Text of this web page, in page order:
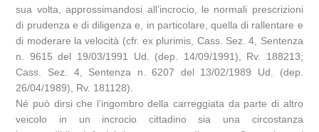
sua volta, approssimandosi all’incrocio, le normali prescrizioni
di prudenza e di diligenza e, in particolare, quella di rallentare e
di moderare la velocità (cfr. ex plurimis, Cass. Sez. 4, Sentenza
n. 9615 del 19/03/1991 Ud. (dep. 14/09/1991), Rv. 188213;
Cass. Sez. 4, Sentenza n. 6207 del 13/02/1989 Ud. (dep.
26/04/1989), Rv. 181128).
Né può dirsi che l’ingombro della carreggiata da parte di altro
veicolo in un incrocio cittadino sia una circostanza